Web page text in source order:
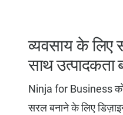
व्यवसाय के लिए
साथ उत्पादकता
Ninja for Business को
सरल बनाने के लिए